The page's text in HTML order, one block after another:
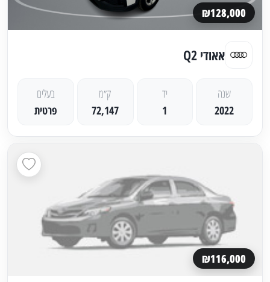
₪128,000
אאודי Q2
שנה
2022
יד
1
ק״מ
72,147
בעלים
פרטית
₪116,000